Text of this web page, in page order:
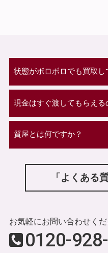
状態がボロボロでも買取し
現金はすぐ渡してもらえる
質屋とは何ですか？
「よくある
お気軽にお問い合わせく
0120-